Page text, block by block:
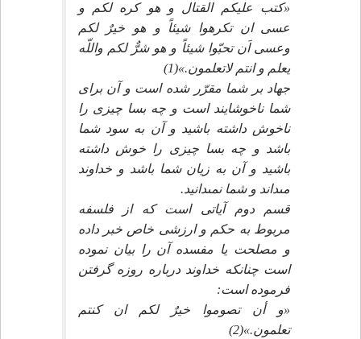
«كتب عليكم القتال و هو كره لكم و
عسى ان تكرهوا شيئاً و هو خيرٌ لكم
وعسى اَن تحبّوا شيئاً و هو شرٌّ لكم واللّه
يعلم و انتم لاتعلمون.»(1)
جهاد بر شما مقرّر شده است و آن براى
شما ناخوشايند است و چه بسا چيزى را
ناخوش داشته باشيد و آن به سود شما
باشد و چه بسا چيزى را خوش داشته
باشيد و آن به زيان شما باشد و خداوند
مى‏داند و شما نمى‏دانيد.
قسم دوم آياتى است كه از فلسفه
مربوط به حكم و ارزشى خاص خبر داده
و مصلحت يا مفسده آن را بيان نموده
است چنانكه خداوند درباره روزه گرفتن
فرموده است:
«و أن تصوموا خيرٌ لكم ان كنتم
تعلمون.»(2)